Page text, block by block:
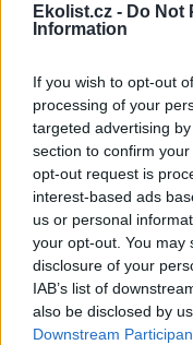
Ekolist.cz - Do Not
Information
If you wish to opt-out
processing of your
targeted advertising
section to confirm
opt-out request is
interest-based ads
us or personal
your opt-out. You may
disclosure of your
IAB’s list of
also be disclosed by
Downstream
K výstavě vznikl
vědy Václav Cílek.
Vystavovaných
stránkách
Výstava Zelená
uskutečnila jako
výstavy byly Mitchell
Ecological Design v
architektura v
Lapidáriu Betlémské